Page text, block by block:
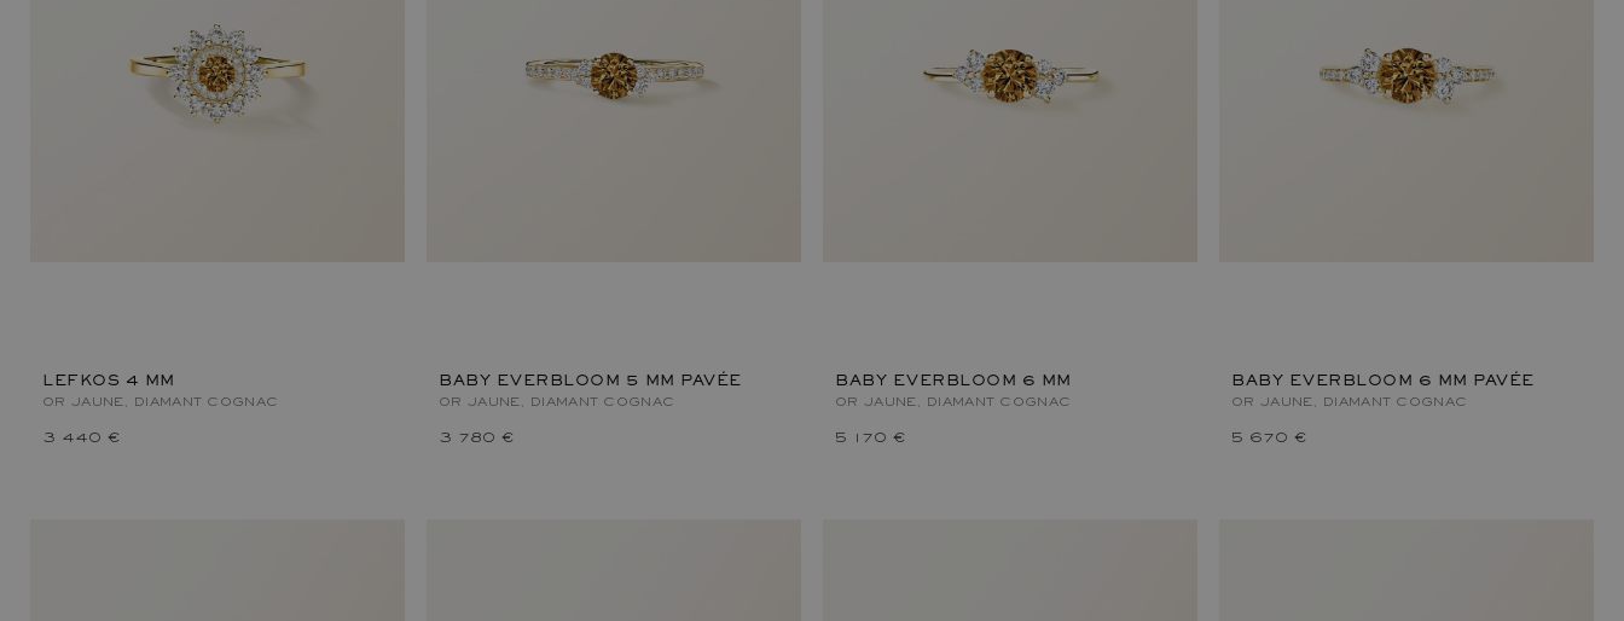
LEFKOS 4 MM
OR JAUNE, DIAMANT COGNAC
3 440 €
BABY EVERBLOOM 5 MM PAVÉE
OR JAUNE, DIAMANT COGNAC
3 780 €
BABY EVERBLOOM 6 MM
OR JAUNE, DIAMANT COGNAC
5 170 €
BABY EVERBLOOM 6 MM PAVÉE
OR JAUNE, DIAMANT COGNAC
5 670 €